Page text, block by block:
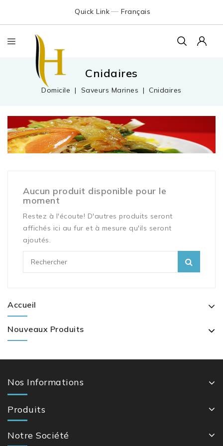
Français
Quick Link
Cnidaires
Domicile Saveurs Marines Cnidaires
Aucun produit disponible pour le
moment
Restez à l'écoute! D'autres produits seront
affichés ici au fur et à mesure qu'ils seront
ajoutés.
Accueil
Nouveaux Produits
Nos Informations
Produits
Notre Société